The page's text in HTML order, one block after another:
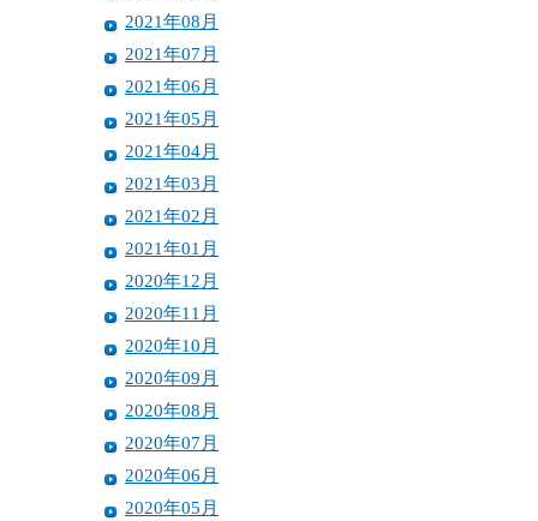
2021年08月
2021年07月
2021年06月
2021年05月
2021年04月
2021年03月
2021年02月
2021年01月
2020年12月
2020年11月
2020年10月
2020年09月
2020年08月
2020年07月
2020年06月
2020年05月